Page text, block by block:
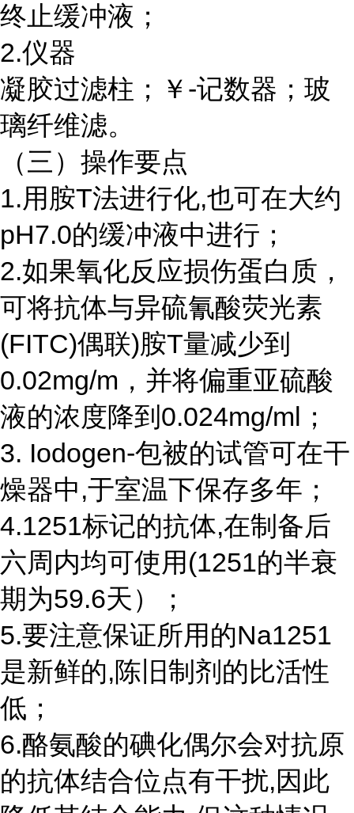
终止缓冲液；
2.仪器
凝胶过滤柱；￥ -记数器；玻
璃纤维滤。
（三）操作要点
1.用胺T法进行化,也可在大约
pH7.0的缓冲液中进行；
2.如果氧化反应损伤蛋白质，
可将抗体与异硫氰酸荧光素
(FITC)偶联)胺T量减少到
0.02mg/m，并将偏重亚硫酸
液的浓度降到0.024mg/ml；
3. Iodogen-包被的试管可在干
燥器中,于室温下保存多年；
4.1251标记的抗体,在制备后
六周内均可使用(1251的半衰
期为59.6天）；
5.要注意保证所用的Na1251
是新鲜的,陈旧制剂的比活性
低；
6.酪氨酸的碘化偶尔会对抗原
的抗体结合位点有干扰,因此